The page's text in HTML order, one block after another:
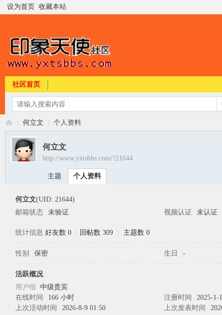
设为首页 收藏本站
社区首页
›
何立文 个人资料
何立文
http://www.yxtsbbs.com/?21644
主题 个人资料
何立文(UID: 21644)
邮箱状态
未验证 视频认证 未认证
统计信息 好友数 0 回帖数 309 主题数 0
性别 保密 生日 -
活跃概况
用户组 中级贵宾
在线时间
166 小时 注册时间
2025-1-
上次活动时间
2026-8-9 01:50 上次发表时间